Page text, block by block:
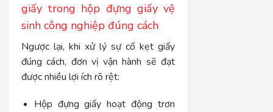
giấy trong hộp đựng giấy vệ
sinh công nghiệp đúng cách
Ngược lại, khi xử lý sự cố kẹt giấy
đúng cách, đơn vị vận hành sẽ đạt
được nhiều lợi ích rõ rệt:
Hộp đựng giấy hoạt động trơn